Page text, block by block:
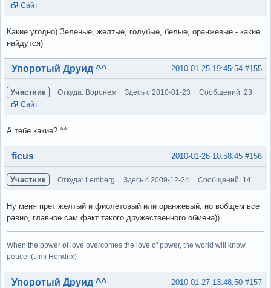
Сайт
Какие угодно) Зеленые, желтые, голубые, белые, оранжевые - какие
найдутся)
Вне форума #155
2010-01-25 19:45:54
Упоротый Друид ^^
Участник Откуда: Воронеж Здесь с 2010-01-23
Сообщений: 23
Сайт
А тебе какие? ^^
Вне форума #156
2010-01-26 10:58:45
ficus
Участник Откуда: Lemberg Здесь с 2009-12-24 Сообщений: 14
Ну меня прет желтый и фиолетовый или оранжевый, но вобщем все
равно, главное сам факт такого дружественного обмена))
When the power of love overcomes the love of power, the world will know
peace. (Jimi Hendrix)
Вне форума #157
2010-01-27 13:48:50
Упоротый Друид ^^